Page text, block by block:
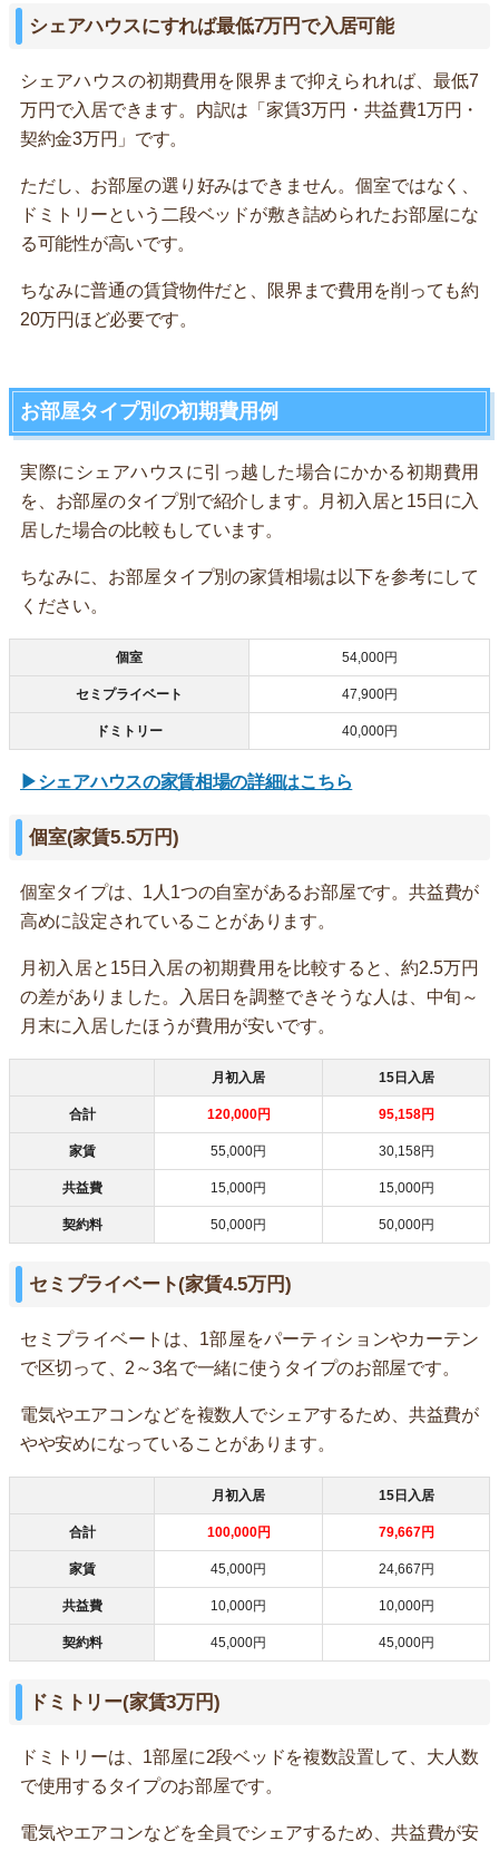
シェアハウスにすれば最低7万円で入居可能
シェアハウスの初期費用を限界まで抑えられれば、最低7
万円で入居できます。内訳は「家賃3万円・共益費1万円・
契約金3万円」です。
ただし、お部屋の選り好みはできません。個室ではなく、
ドミトリーという二段ベッドが敷き詰められたお部屋にな
る可能性が高いです。
ちなみに普通の賃貸物件だと、限界まで費用を削っても約
20万円ほど必要です。
お部屋タイプ別の初期費用例
実際にシェアハウスに引っ越した場合にかかる初期費用
を、お部屋のタイプ別で紹介します。月初入居と15日に入
居した場合の比較もしています。
ちなみに、お部屋タイプ別の家賃相場は以下を参考にして
ください。
個室 54,000円
セミプライベート 47,900円
ドミトリー 40,000円
▶シェアハウスの家賃相場の詳細はこちら
個室(家賃5.5万円)
個室タイプは、1人1つの自室があるお部屋です。共益費が
高めに設定されていることがあります。
月初入居と15日入居の初期費用を比較すると、約2.5万円
の差がありました。入居日を調整できそうな人は、中旬～
月末に入居したほうが費用が安いです。
月初入居 15日入居
合計 120,000円 95,158円
家賃 55,000円 30,158円
共益費 15,000円 15,000円
契約料 50,000円 50,000円
セミプライベート(家賃4.5万円)
セミプライベートは、1部屋をパーティションやカーテン
で区切って、2～3名で一緒に使うタイプのお部屋です。
電気やエアコンなどを複数人でシェアするため、共益費が
やや安めになっていることがあります。
月初入居 15日入居
合計 100,000円 79,667円
家賃 45,000円 24,667円
共益費 10,000円 10,000円
契約料 45,000円 45,000円
ドミトリー(家賃3万円)
ドミトリーは、1部屋に2段ベッドを複数設置して、大人数
で使用するタイプのお部屋です。
電気やエアコンなどを全員でシェアするため、共益費が安